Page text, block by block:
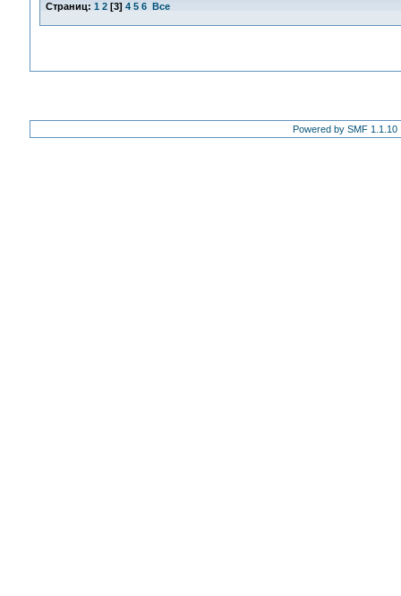
Страниц: 1 2[3] 4 5 6 Все
Powered by SMF 1.1.10